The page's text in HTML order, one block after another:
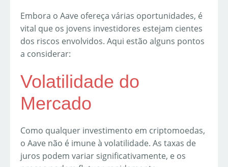
Embora o Aave ofereça várias oportunidades, é
vital que os jovens investidores estejam cientes
dos riscos envolvidos. Aqui estão alguns pontos
a considerar:
Volatilidade do
Mercado
Como qualquer investimento em criptomoedas,
o Aave não é imune à volatilidade. As taxas de
juros podem variar significativamente, e os